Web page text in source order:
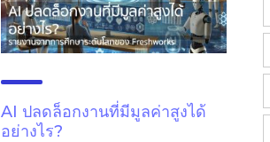
AI ปลดล็อกงานที่มีมูลค่าสูงได้
อย่างไร?